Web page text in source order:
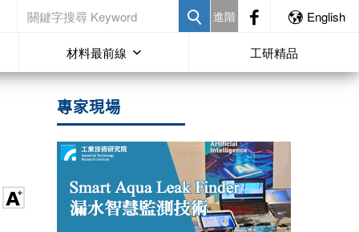
進階 English
材料最前線 工研精品
專家現場